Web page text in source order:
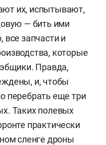
их, испытывают,
— бить ими
все запчасти и
которые
Правда,
и, чтобы
перебрать еще три
Таких полевых
практически
сленге дроны